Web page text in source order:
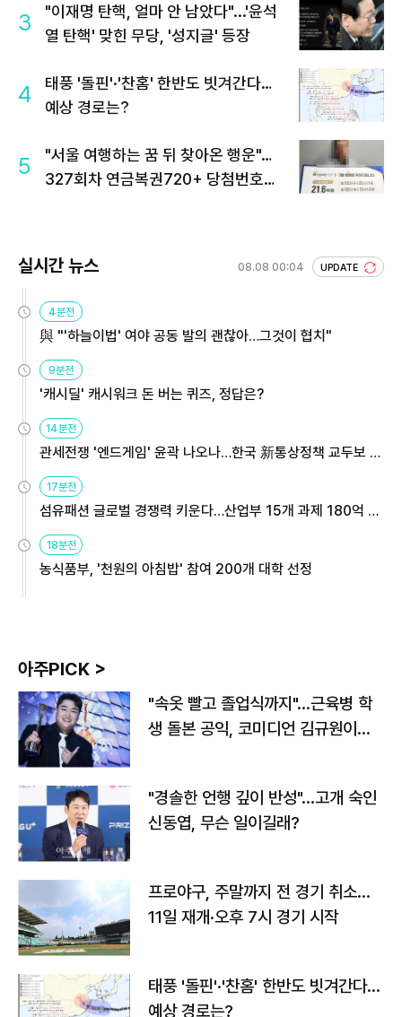
3
"이재명 탄핵, 얼마 안 남았다"...'윤석
열 탄핵' 맞힌 무당, '성지글' 등장
4
태풍 '돌핀'·'찬홈' 한반도 빗겨간다…
예상 경로는?
5
"서울 여행하는 꿈 뒤 찾아온 행운"…
327회차 연금복권720+ 당첨번호조
실시간 뉴스 08.08 00:04 UPDATE
4분전
與 "'하늘이법' 여야 공동 발의 괜찮아…그것이 협치"
9분전
'캐시딜' 캐시워크 돈 버는 퀴즈, 정답은?
14분전
관세전쟁 '엔드게임' 윤곽 나오나…한국 新통상정책 교두보 활
17분전
섬유패션 글로벌 경쟁력 키운다…산업부 15개 과제 180억 지
18분전
농식품부, '천원의 아침밥' 참여 200개 대학 선정
아주PICK >
"속옷 빨고 졸업식까지"…근육병 학
생 돌본 공익, 코미디언 김규원이었
"경솔한 언행 깊이 반성"…고개 숙인
신동엽, 무슨 일이길래?
프로야구, 주말까지 전 경기 취소…
11일 재개·오후 7시 경기 시작
태풍 '돌핀'·'찬홈' 한반도 빗겨간다…
예상 경로는?